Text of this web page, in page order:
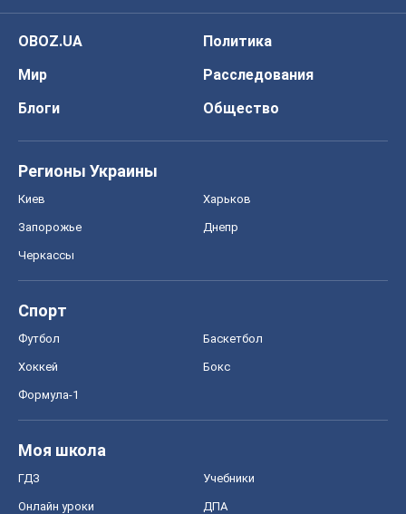
OBOZ.UA
Политика
Мир
Расследования
Блоги
Общество
Регионы Украины
Киев Харьков
Запорожье Днепр
Черкассы
Спорт
Футбол Баскетбол
Хоккей Бокс
Формула-1
Моя школа
ГДЗ Учебники
Онлайн уроки ДПА